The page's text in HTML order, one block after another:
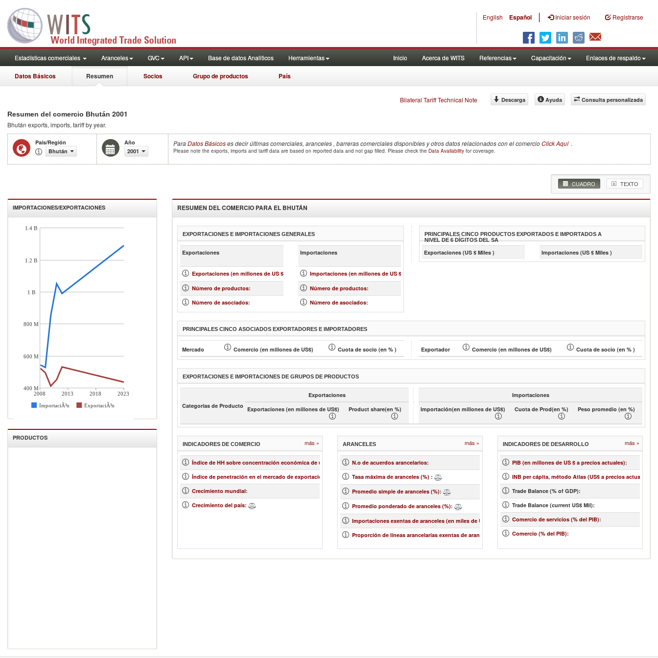
English Español | Iniciar sesión Registrarse
Estadísticas comerciales Aranceles GVC API Base de datos Analiticos Herramientas Inicio Acerca de WITS Referencias Capacitación Enlaces de respaldo
Datos Básicos Resumen Socios Grupo de productos País
Bilateral Tariff Technical Note Consulta personalizada
Descarga Ayuda
Resumen del comercio Bhután 2001
Bhután exports, imports, tariff by year.
País/Región
Bhután
Año
2001
ParaDatos Básicoses decir últimas comerciales, aranceles , barreras comerciales disponibles y otros datos relacionados con el comercioClick Aquí .
Please note the exports, imports and tariff data are based on reported data and not gap filled. Please check the Data Availability for coverage.
CUADRO TEXTO
IMPORTACIONES/EXPORTACIONES
2008 2013 2018 2023
ImportaciÃ³n ExportaciÃ³n
1.4 B
1.2 B
1 B
800 M
600 M
400 M
PRODUCTOS
RESUMEN DEL COMERCIO PARA EL BHUTÁN
EXPORTACIONES E IMPORTACIONES GENERALES
Exportaciones
más
Exportaciones (en millones de US $)
Número de productos:
Número de asociados:
Importaciones
más
Importaciones (en millones de US $)
Número de productos:
Número de asociados:
PRINCIPALES CINCO PRODUCTOS EXPORTADOS E IMPORTADOS A
NIVEL DE 6 DÍGITOS DEL SA
Exportaciones (US $ Miles ) Importaciones (US $ Miles )
PRINCIPALES CINCO ASOCIADOS EXPORTADORES E IMPORTADORES
Mercado Comercio (en millones de US$) Cuota de socio (en % ) Exportador Comercio (en millones de US$) Cuota de socio (en % )
EXPORTACIONES E IMPORTACIONES DE GRUPOS DE PRODUCTOS
Categorías de Producto
Exportaciones
Importaciones
Exportaciones (en millones de US$)
Product share(en %) Importación(en millones de US$) Cuota de Prod(en %) Peso promedio (en %)
INDICADORES DE COMERCIO más »
Índice de HH sobre concentración económica de un mercado
Índice de penetración en el mercado de exportación
Crecimiento mundial:
Crecimiento del país:
ARANCELES más »
N.o de acuerdos arancelarios:
Tasa máxima de aranceles (%) :
Promedio simple de aranceles (%):
Promedio ponderado de aranceles (%):
Importaciones exentas de aranceles (en miles de US$)
Proporción de líneas arancelarias exentas de aranceles (%):
INDICADORES DE DESARROLLO más »
PIB (en millones de US $ a precios actuales):
INB per cápita, método Atlas (US$ a precios actuales)
Trade Balance (% of GDP):
Trade Balance (current US$ Mil):
Comercio de servicios (% del PIB):
Comercio (% del PIB):